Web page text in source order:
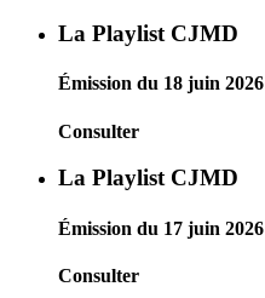
La Playlist CJMD
Émission du 18 juin 2026
Consulter
La Playlist CJMD
Émission du 17 juin 2026
Consulter